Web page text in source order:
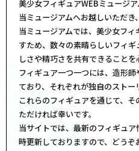
美少女フィギュアWEBミュージア
当ミュージアムへお越しいただき
当ミュージアムでは、美少女フ
すため、数々の素晴らしいフィ
しさや精巧さを共有できることを
フィギュア一つ一つには、造形
ており、それぞれが独自のストー
これらのフィギュアを通じて、
ただければ幸いです。
当サイトでは、最新のフィギュ
時更新しておりますので、どうぞ